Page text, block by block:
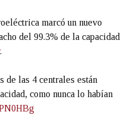
marcó un nuevo
del 99.3% de la capacidad
.
de las 4 centrales están
como nunca lo habían